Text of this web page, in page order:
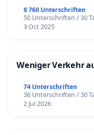
8 760 Unterschriften
50 Unterschriften / 30
3 Oct 2025
Weniger Verkehr
74 Unterschriften
36 Unterschriften / 30
2 Jul 2026